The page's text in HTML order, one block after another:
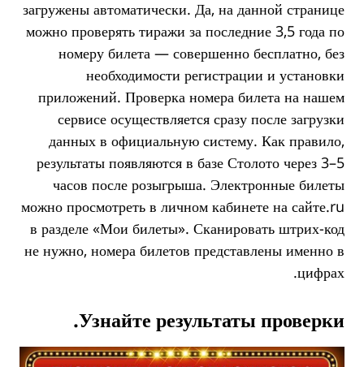
загружены автоматически. Да, на данной странице
можно проверять тиражи за последние 3,5 года по
номеру билета — совершенно бесплатно, без
необходимости регистрации и установки
приложений. Проверка номера билета на нашем
сервисе осуществляется сразу после загрузки
данных в официальную систему. Как правило,
результаты появляются в базе Столото через 3–5
часов после розыгрыша. Электронные билеты
можно просмотреть в личном кабинете на сайте.ru
в разделе «Мои билеты». Сканировать штрих-код
не нужно, номера билетов представлены именно в
цифрах.
Узнайте результаты проверки.